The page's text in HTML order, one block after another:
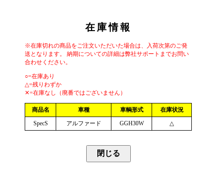
在庫情報
※在庫切れの商品をご注文いただいた場合は、入荷次第のご発
送となります。 納期についての詳細は弊社サポートまでお問い
合わせください。
○=在庫あり
△=残りわずか
✕=在庫なし（廃番ではございません）
商品名 車種 車輌形式
在庫状況
SpecS
アルファード GGH30W △